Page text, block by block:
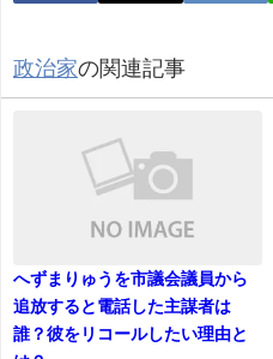
政治家の関連記事
へずまりゅうを市議会議員から
追放すると電話した主謀者は
誰？彼をリコールしたい理由と